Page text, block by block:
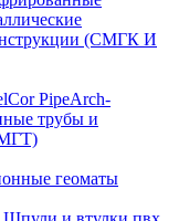
(СМГК И
PipeArch-
трубы и
геоматы